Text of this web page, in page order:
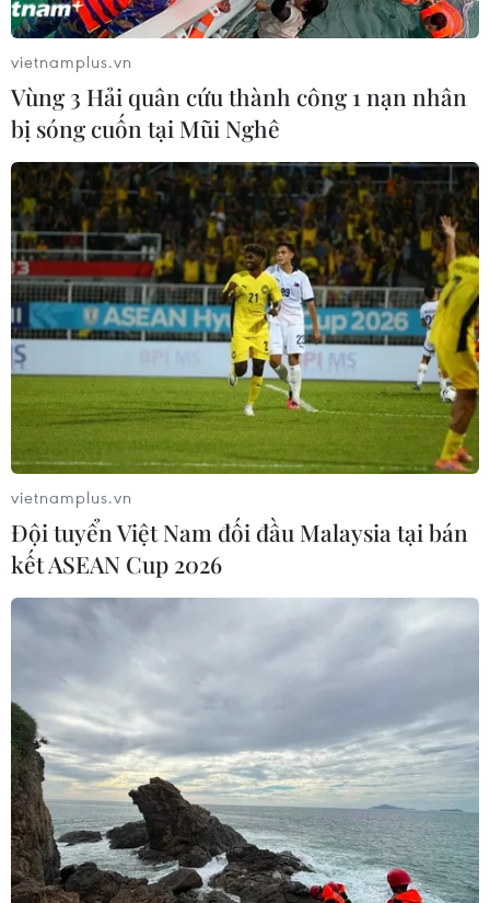
Bầu cử Mỹ: 4 ứng cử viên đảng Cộng hòa
dự cuộc tranh luận sơ bộ
06/12/2023 05:12
Thông báo về cuộc tranh luận sơ bộ được Ủy ban Quốc
gia của đảng Cộng hòa đưa ra vào thời điểm chỉ còn 6
tuần lễ là diễn ra cuộc bầu chọn ứng cử viên chính thức
của đảng Cộng hòa tại bang Iowa.
vietnamplus.vn
Vùng 3 Hải quân cứu thành công 1 nạn nhân
bị sóng cuốn tại Mũi Nghê
vietnamplus.vn
Đội tuyển Việt Nam đối đầu Malaysia tại bán
kết ASEAN Cup 2026